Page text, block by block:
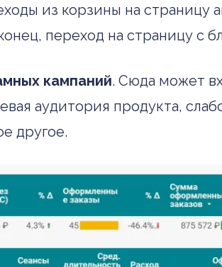
из корзины на страницу
переход на страницу с
кампаний. Сюда может
аудитория продукта,
другое.